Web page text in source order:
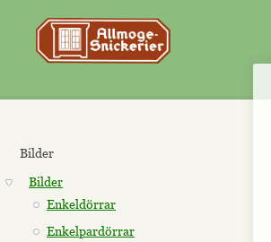
Bilder
Bilder
Enkeldörrar
Enkelpardörrar